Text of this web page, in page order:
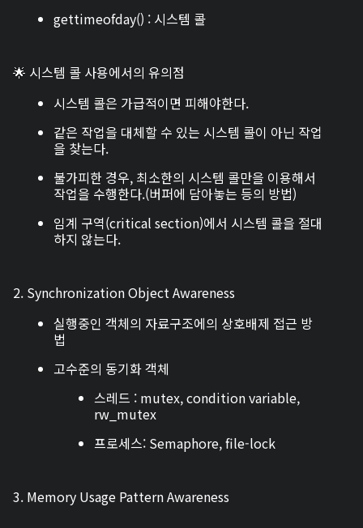
gettimeofday() : 시스템 콜
🌟 시스템 콜 사용에서의 유의점
시스템 콜은 가급적이면 피해야한다.
같은 작업을 대체할 수 있는 시스템 콜이 아닌 작업
을 찾는다.
불가피한 경우, 최소한의 시스템 콜만을 이용해서
작업을 수행한다.(버퍼에 담아놓는 등의 방법)
임계 구역(critical section)에서 시스템 콜을 절대
하지 않는다.
2. Synchronization Object Awareness
실행중인 객체의 자료구조에의 상호배제 접근 방
법
고수준의 동기화 객체
스레드 : mutex, condition variable,
rw_mutex
프로세스: Semaphore, file-lock
3. Memory Usage Pattern Awareness